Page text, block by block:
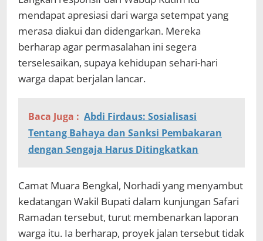
mendapat apresiasi dari warga setempat yang
merasa diakui dan didengarkan. Mereka
berharap agar permasalahan ini segera
terselesaikan, supaya kehidupan sehari-hari
warga dapat berjalan lancar.
Baca Juga : Abdi Firdaus: Sosialisasi
Tentang Bahaya dan Sanksi Pembakaran
dengan Sengaja Harus Ditingkatkan
Camat Muara Bengkal, Norhadi yang menyambut
kedatangan Wakil Bupati dalam kunjungan Safari
Ramadan tersebut, turut membenarkan laporan
warga itu. Ia berharap, proyek jalan tersebut tidak